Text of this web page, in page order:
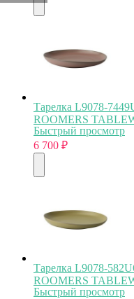
Тарелка L9078-
ROOMERS
Быстрый просмотр
6 700 ₽
Тарелка L9078-
ROOMERS
Быстрый просмотр